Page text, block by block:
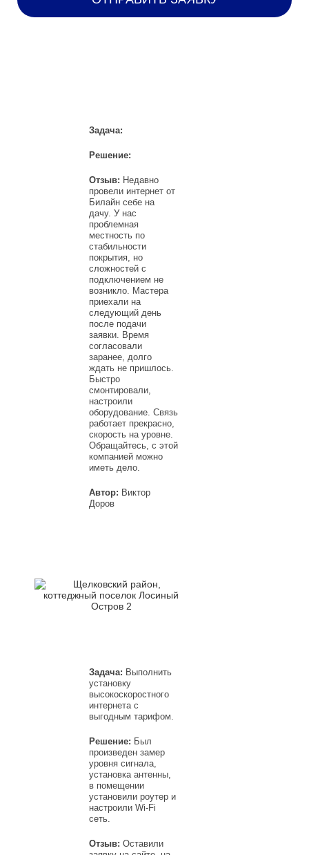
Задача:
Решение:
Отзыв: Недавно
провели интернет от
Билайн себе на
дачу. У нас
проблемная
местность по
стабильности
покрытия, но
сложностей с
подключением не
возникло. Мастера
приехали на
следующий день
после подачи
заявки. Время
согласовали
заранее, долго
ждать не пришлось.
Быстро
смонтировали,
настроили
оборудование. Связь
работает прекрасно,
скорость на уровне.
Обращайтесь, с этой
компанией можно
иметь дело.
Автор: Виктор
Доров
Задача: Выполнить
установку
высокоскоростного
интернета с
выгодным тарифом.
Решение: Был
произведен замер
уровня сигнала,
установка антенны,
в помещении
установили роутер и
настроили Wi-Fi
сеть.
Отзыв: Оставили